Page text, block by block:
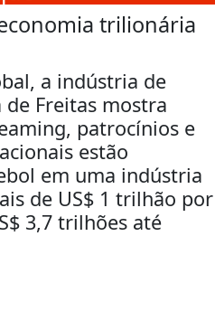
trilionária
a indústria de
Freitas mostra
patrocínios e
estão
em uma indústria
de US$ 1 trilhão por
3,7 trilhões até